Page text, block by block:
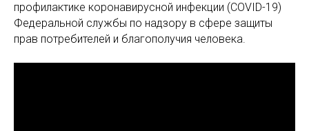
профилактике коронавирусной инфекции (COVID-19)
Федеральной службы по надзору в сфере защиты
прав потребителей и благополучия человека.